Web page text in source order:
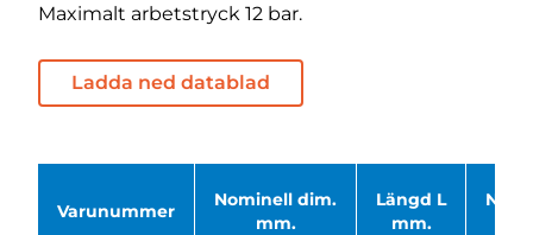
Maximalt arbetstryck 12 bar.
Ladda ned datablad
Varunummer
Nominell dim.
mm.
Längd L
mm.